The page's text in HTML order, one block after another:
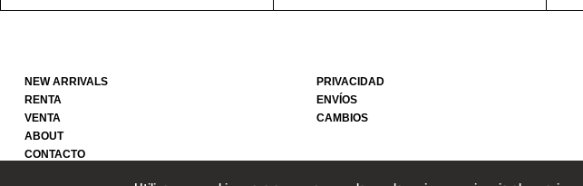
NEW ARRIVALS
RENTA
VENTA
ABOUT
CONTACTO
PRIVACIDAD
ENVÍOS
CAMBIOS